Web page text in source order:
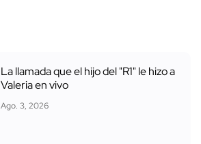
La llamada que el hijo del "R1" le hizo a
Valeria en vivo
Ago. 3, 2026